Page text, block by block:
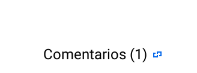
Comentarios (1)